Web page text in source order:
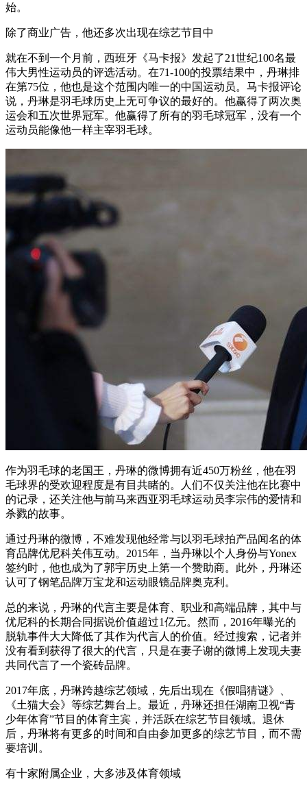
始。
除了商业广告，他还多次出现在综艺节目中
就在不到一个月前，西班牙《马卡报》发起了21世纪100名最
伟大男性运动员的评选活动。在71-100的投票结果中，丹琳排
在第75位，他也是这个范围内唯一的中国运动员。马卡报评论
说，丹琳是羽毛球历史上无可争议的最好的。他赢得了两次奥
运会和五次世界冠军。他赢得了所有的羽毛球冠军，没有一个
运动员能像他一样主宰羽毛球。
作为羽毛球的老国王，丹琳的微博拥有近450万粉丝，他在羽
毛球界的受欢迎程度是有目共睹的。人们不仅关注他在比赛中
的记录，还关注他与前马来西亚羽毛球运动员李宗伟的爱情和
杀戮的故事。
通过丹琳的微博，不难发现他经常与以羽毛球拍产品闻名的体
育品牌优尼科关伟互动。2015年，当丹琳以个人身份与Yonex
签约时，他也成为了郭宇历史上第一个赞助商。此外，丹琳还
认可了钢笔品牌万宝龙和运动眼镜品牌奥克利。
总的来说，丹琳的代言主要是体育、职业和高端品牌，其中与
优尼科的长期合同据说价值超过1亿元。然而，2016年曝光的
脱轨事件大大降低了其作为代言人的价值。经过搜索，记者并
没有看到获得了很大的代言，只是在妻子谢的微博上发现夫妻
共同代言了一个瓷砖品牌。
2017年底，丹琳跨越综艺领域，先后出现在《假唱猜谜》、
《土猫大会》等综艺舞台上。最近，丹琳还担任湖南卫视“青
少年体育”节目的体育主宾，并活跃在综艺节目领域。退休
后，丹琳将有更多的时间和自由参加更多的综艺节目，而不需
要培训。
有十家附属企业，大多涉及体育领域